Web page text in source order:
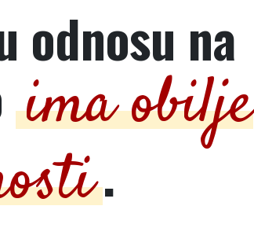
odnosu na
ima obilje
.